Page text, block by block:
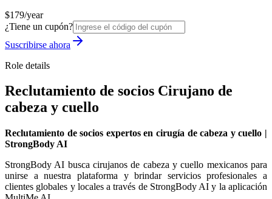
$179/year
¿Tiene un cupón?
Suscribirse ahora
Role details
Reclutamiento de socios Cirujano de
cabeza y cuello
Reclutamiento de socios expertos en cirugía de cabeza y cuello |
StrongBody AI
StrongBody AI busca cirujanos de cabeza y cuello mexicanos para
unirse a nuestra plataforma y brindar servicios profesionales a
clientes globales y locales a través de StrongBody AI y la aplicación